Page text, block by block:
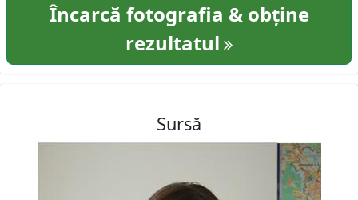
Încarcă fotografia & obține
rezultatul
Sursă